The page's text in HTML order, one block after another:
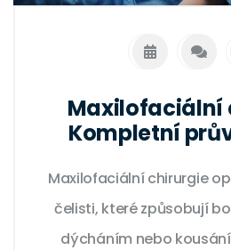
Maxilofaciální
Kompletní
Maxilofaciální chirurgie
čelisti, které způsobují
dýcháním nebo